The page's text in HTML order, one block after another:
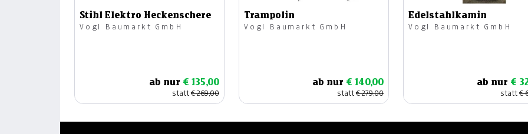
Stihl Elektro Heckenschere
Vogl Baumarkt GmbH
ab nur € 135,00
statt€ 269,00
Trampolin
Vogl Baumarkt GmbH
ab nur € 140,00
statt€ 279,00
Edelstahlkamin
Vogl Baumarkt GmbH
ab nur €
statt€